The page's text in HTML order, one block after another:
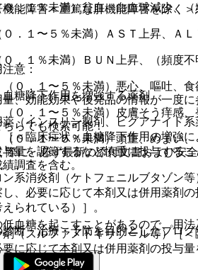
能障害＜重篤な肝機能障害を除く
意：
糖降下作用を増強する薬剤
（インスリン製剤、ビグアナイド
［＜臨床症状＞血糖降下作用の増強
量を調節するなど慎重に投与する
系消炎剤（ケトフェニルブタゾン
、必要に応じて本剤又は併用薬剤
られている）］。
（スルファメトキサゾール等）［
に応じて本剤又は併用薬剤の投与
．１％未満）貧血、白血球減少、（
．１〜５％未満）ＡＳＴ上昇、ＡＬ
．１％未満）ＢＵＮ上昇、（頻度不
０．１〜５％未満）悪心、嘔吐、食
０．１〜５％未満）皮膚そう痒感、
０．１〜５％未満）頭重、めまい
調査を含む。
血糖を起こすことがあるので、用
、効能効果や後発品の情報が一度
らでも検索可能！
に、必ず最新の添付文書および安
断・治療・予防を目的としたプロ